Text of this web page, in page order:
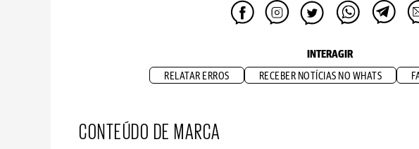
INTERAGIR
RELATAR ERROS RECEBER NOTÍCIAS NO WHATS
CONTEÚDO DE MARCA